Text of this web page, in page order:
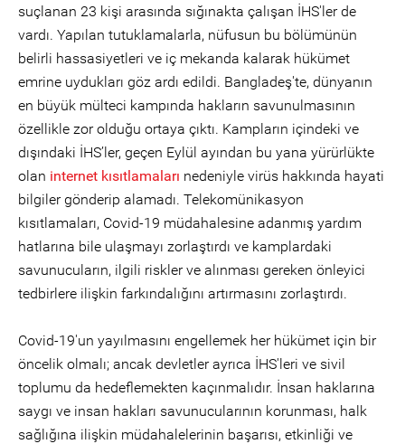
suçlanan 23 kişi arasında sığınakta çalışan İHS'ler de
vardı. Yapılan tutuklamalarla, nüfusun bu bölümünün
belirli hassasiyetleri ve iç mekanda kalarak hükümet
emrine uydukları göz ardı edildi. Bangladeş'te, dünyanın
en büyük mülteci kampında hakların savunulmasının
özellikle zor olduğu ortaya çıktı. Kampların içindeki ve
dışındaki İHS’ler, geçen Eylül ayından bu yana yürürlükte
olan internet kısıtlamaları nedeniyle virüs hakkında hayati
bilgiler gönderip alamadı. Telekomünikasyon
kısıtlamaları, Covid-19 müdahalesine adanmış yardım
hatlarına bile ulaşmayı zorlaştırdı ve kamplardaki
savunucuların, ilgili riskler ve alınması gereken önleyici
tedbirlere ilişkin farkındalığını artırmasını zorlaştırdı.
Covid-19'un yayılmasını engellemek her hükümet için bir
öncelik olmalı; ancak devletler ayrıca İHS'leri ve sivil
toplumu da hedeflemekten kaçınmalıdır. İnsan haklarına
saygı ve insan hakları savunucularının korunması, halk
sağlığına ilişkin müdahalelerinin başarısı, etkinliği ve